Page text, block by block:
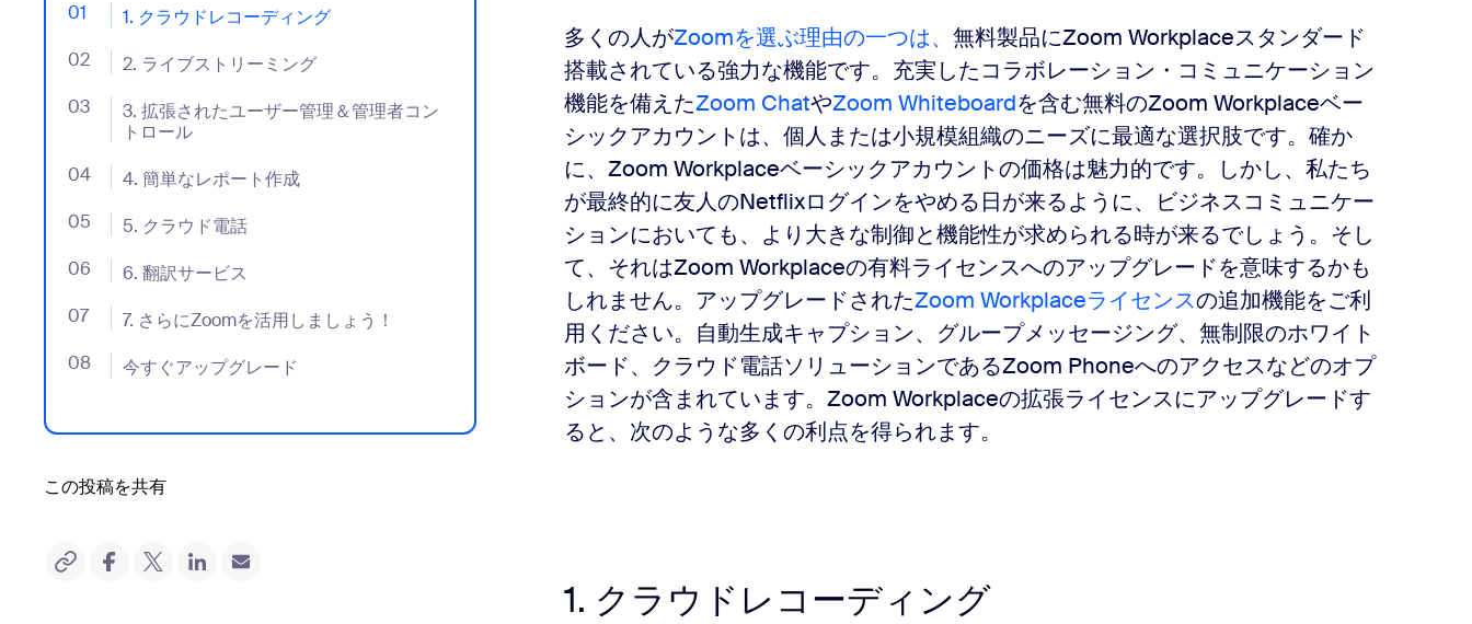
01 1. クラウドレコーディング
- Jumplink to 1. クラウドレコーディング
02 2. ライブストリーミング
- Jumplink to 2. ライブストリーミング
03
3. 拡張されたユーザー管理＆管理者コン
トロール
- Jumplink to 3. 拡張されたユーザー管理＆管理者コントロール
04 4. 簡単なレポート作成
- Jumplink to 4. 簡単なレポート作成
05 5. クラウド電話
- Jumplink to 5. クラウド電話
06 6. 翻訳サービス
- Jumplink to 6. 翻訳サービス
07 7. さらにZoomを活用しましょう！
- Jumplink to 7. さらにZoomを活用しましょう！
08 今すぐアップグレード
- Jumplink to 今すぐアップグレード
この投稿を共有
多くの人がZoomを選ぶ理由の一つは、 無料製品にZoom Workplaceスタンダード
搭載されている強力な機能です。充実したコラボレーション・コミュニケーション
機能を備えたZoom ChatやZoom Whiteboardを含む無料のZoom Workplaceベー
シックアカウントは、個人または小規模組織のニーズに最適な選択肢です。 確か
に、Zoom Workplaceベーシックアカウントの価格は魅力的です。しかし、私たち
が最終的に友人のNetflixログインをやめる日が来るように、ビジネスコミュニケー
ションにおいても、より大きな制御と機能性が求められる時が来るでしょう。そし
て、それはZoom Workplaceの有料ライセンスへのアップグレードを意味するかも
しれません。 アップグレードされたZoom Workplaceライセンスの追加機能をご利
用ください。 自動生成キャプション、グループメッセージング、無制限のホワイト
ボード、クラウド電話ソリューションであるZoom Phoneへのアクセスなどのオプ
ションが含まれています。 Zoom Workplaceの拡張ライセンスにアップグレードす
ると、次のような多くの利点を得られます。
1. クラウドレコーディング